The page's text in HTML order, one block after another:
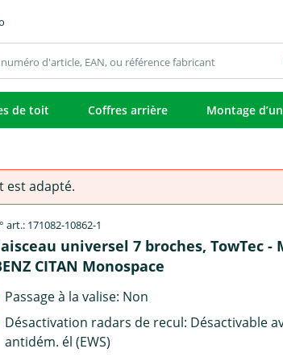
de toit Coffres arrière Montage
est adapté.
art.: 171082-10862-1
universel 7 broches, TowTec -
CITAN Monospace
Passage à la valise: Non
Désactivation radars de recul: Désactivable
antidém. él (EWS)